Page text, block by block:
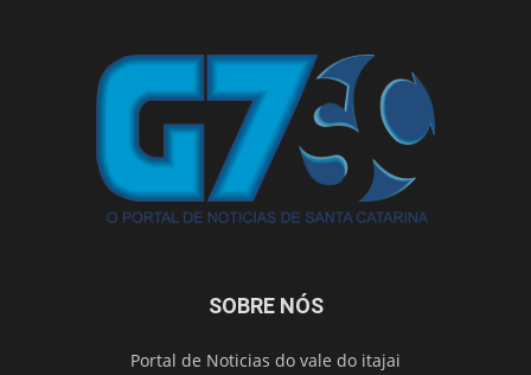
SOBRE NÓS
Portal de Noticias do vale do itajai